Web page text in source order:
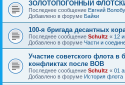
ЗОЛОТОПОГОННЫЙ
Последнее сообщение Евгний
Добавлено в форуме Байки
100-я бригада десантных
Последнее сообщение Schultz « 12
Добавлено в форуме Части и
Участие советского флота
конфликтах после ВОВ
Последнее сообщение Schultz « 01
Добавлено в форуме История флота